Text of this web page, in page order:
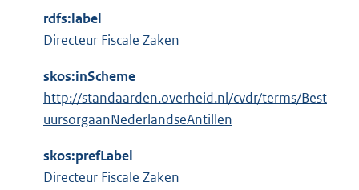
l
n
k
:
e
r
n
e
n
k
rdfs:label
Directeur Fiscale Zaken
skos:inScheme
http://standaarden.overheid.nl/cvdr/terms/Best
uursorgaanNederlandseAntillen
skos:prefLabel
Directeur Fiscale Zaken